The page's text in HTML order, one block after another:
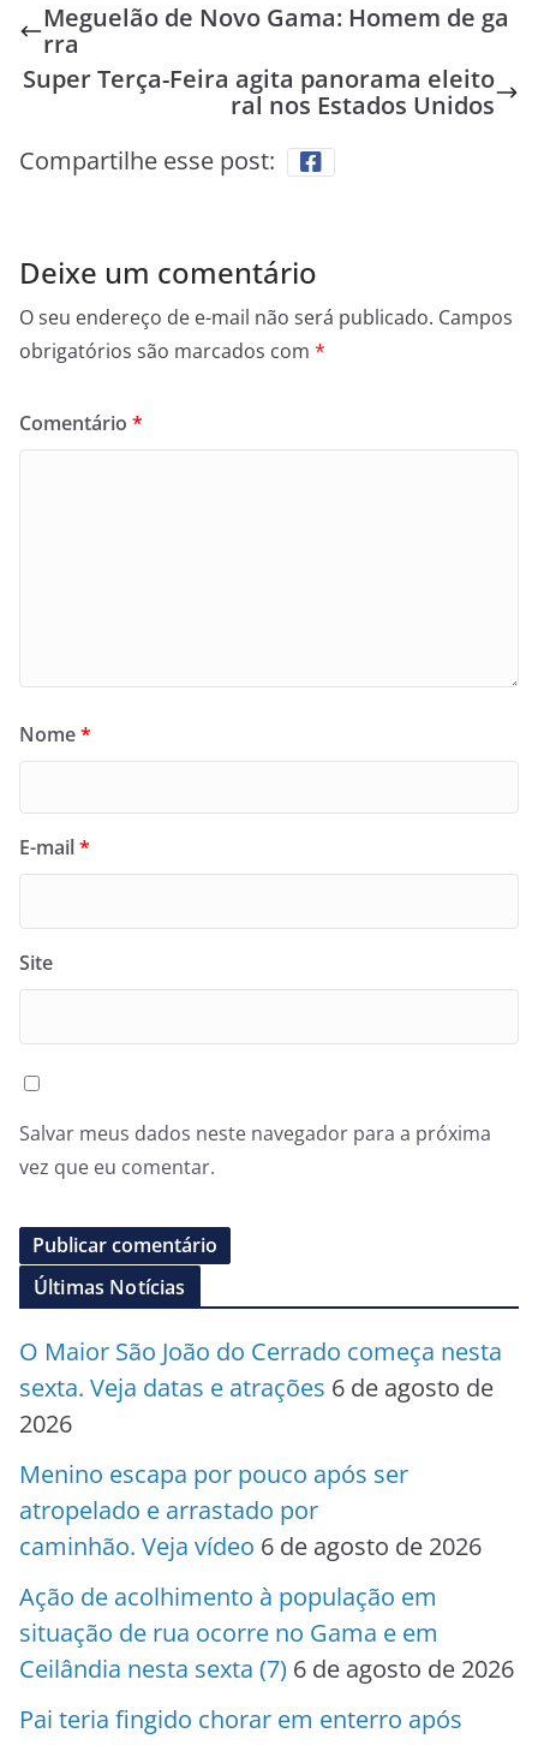
Meguelão de Novo Gama: Homem de ga
rra
Super Terça-Feira agita panorama eleito
ral nos Estados Unidos
Compartilhe esse post:
Deixe um comentário
O seu endereço de e-mail não será publicado. Campos
obrigatórios são marcados com *
Comentário *
Nome*
E-mail*
Site
Salvar meus dados neste navegador para a próxima
vez que eu comentar.
Últimas Notícias
O Maior São João do Cerrado começa nesta
sexta. Veja datas e atrações 6 de agosto de
2026
Menino escapa por pouco após ser
atropelado e arrastado por
caminhão. Veja vídeo 6 de agosto de 2026
Ação de acolhimento à população em
situação de rua ocorre no Gama e em
Ceilândia nesta sexta (7) 6 de agosto de 2026
Pai teria fingido chorar em enterro após